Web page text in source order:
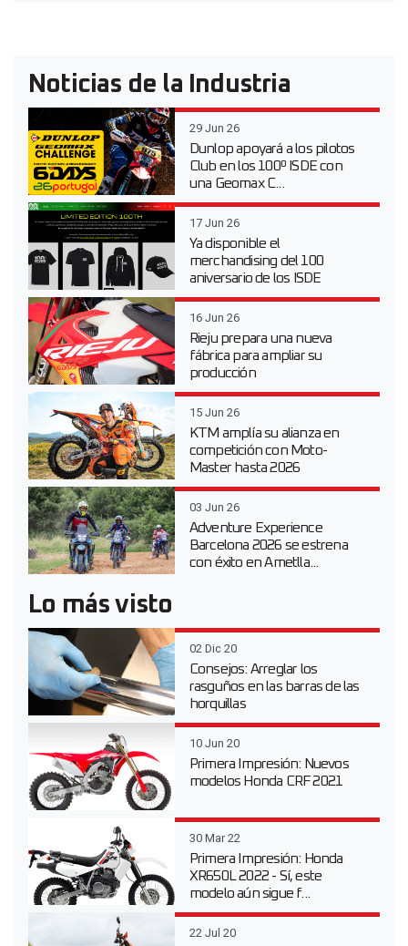
Noticias de la Industria
29 Jun 26
Dunlop apoyará a los pilotos
Club en los 100º ISDE con
una Geomax C...
17 Jun 26
Ya disponible el
merchandising del 100
aniversario de los ISDE
16 Jun 26
Rieju prepara una nueva
fábrica para ampliar su
producción
15 Jun 26
KTM amplía su alianza en
competición con Moto-
Master hasta 2026
03 Jun 26
Adventure Experience
Barcelona 2026 se estrena
con éxito en Ametlla...
Lo más visto
02 Dic 20
Consejos: Arreglar los
rasguños en las barras de las
horquillas
10 Jun 20
Primera Impresión: Nuevos
modelos Honda CRF 2021
30 Mar 22
Primera Impresión: Honda
XR650L 2022 - Sí, este
modelo aún sigue f...
22 Jul 20